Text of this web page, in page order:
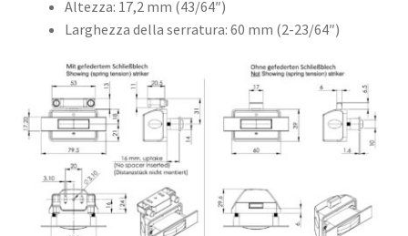
Altezza: 17,2 mm (43/64″)
Larghezza della serratura: 60 mm (2-23/64″)